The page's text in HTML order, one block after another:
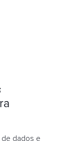
de dados e